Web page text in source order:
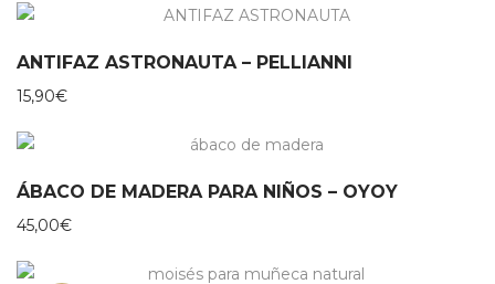
ANTIFAZ ASTRONAUTA – PELLIANNI
15,90€
ÁBACO DE MADERA PARA NIÑOS – OYOY
45,00€